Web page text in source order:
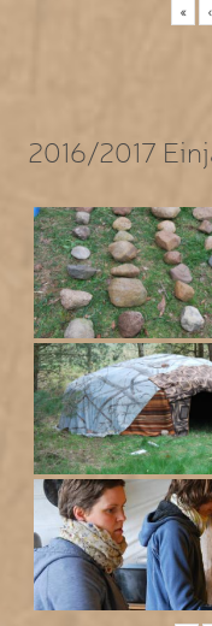
« ‹
2016/2017